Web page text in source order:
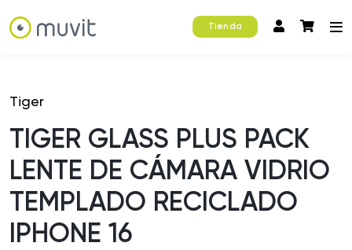
Tienda
Tiger
TIGER GLASS PLUS PACK
LENTE DE CÁMARA VIDRIO
TEMPLADO RECICLADO
IPHONE 16